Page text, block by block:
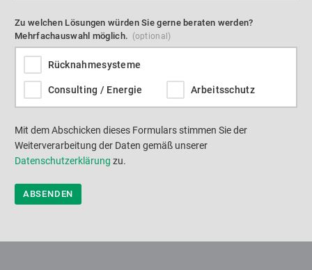
Zu welchen Lösungen würden Sie gerne beraten werden?
Mehrfachauswahl möglich.
Rücknahmesysteme
Consulting / Energie Arbeitsschutz
Mit dem Abschicken dieses Formulars stimmen Sie der
Weiterverarbeitung der Daten gemäß unserer
Datenschutzerklärung zu.